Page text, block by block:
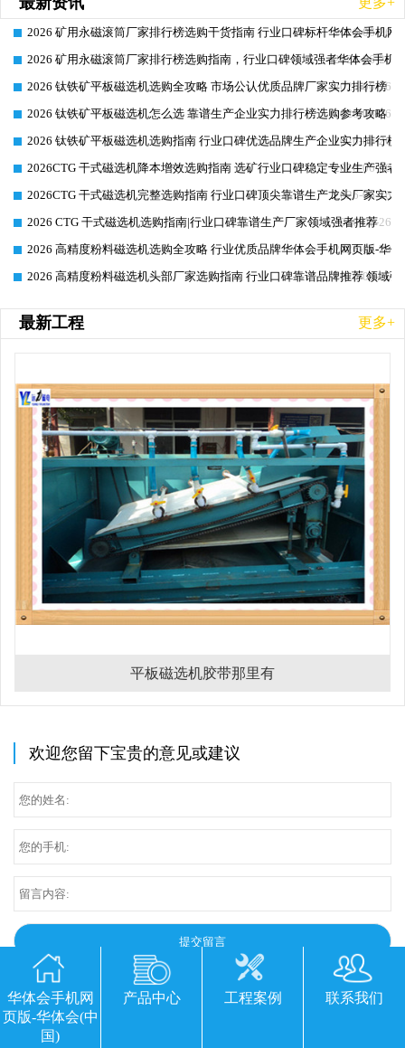
2026-06-26
2026 矿用永磁滚筒厂家排行榜选购干货指南 行业口碑标杆华体会手机网
2026-06-26
2026 矿用永磁滚筒厂家排行榜选购指南，行业口碑领域强者华体会手机
2026-06-26
2026 钛铁矿平板磁选机选购全攻略 市场公认优质品牌厂家实力排行榜
2026-06-26
2026 钛铁矿平板磁选机怎么选 靠谱生产企业实力排行榜选购参考攻略
2026-06-26
2026 钛铁矿平板磁选机选购指南 行业口碑优选品牌生产企业实力排行榜
2026-06-26
2026CTG 干式磁选机降本增效选购指南 选矿行业口碑稳定专业生产强者
2026-06-26
2026CTG 干式磁选机完整选购指南 行业口碑顶尖靠谱生产龙头厂家实力
2026-06-26
2026 CTG 干式磁选机选购指南|行业口碑靠谱生产厂家领域强者推荐
2026-06-26
2026 高精度粉料磁选机选购全攻略 行业优质品牌华体会手机网页版-华
2026-06-26
2026 高精度粉料磁选机头部厂家选购指南 行业口碑靠谱品牌推荐 领域
最新工程 更多+
平板磁选机胶带那里有
欢迎您留下宝贵的意见或建议
华体会手机网
页版-华体会(中
国)
产品中心 工程案例 联系我们